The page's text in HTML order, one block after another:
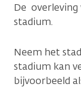
De overleving
stadium.
Neem het
stadium kan
bijvoorbeeld